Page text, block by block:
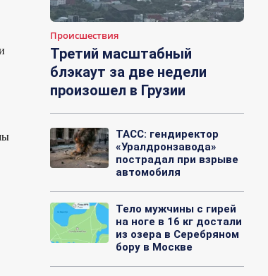
Происшествия
Третий масштабный
блэкаут за две недели
произошел в Грузии
ТАСС: гендиректор
«Уралдронзавода»
пострадал при взрыве
автомобиля
Тело мужчины с гирей
на ноге в 16 кг достали
из озера в Серебряном
бору в Москве